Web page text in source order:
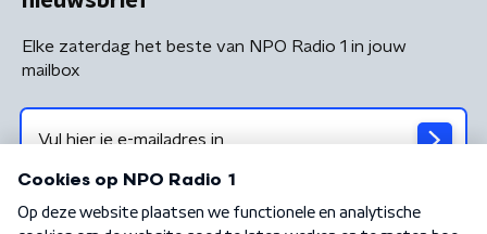
Elke zaterdag het beste van NPO Radio 1 in jouw
mailbox